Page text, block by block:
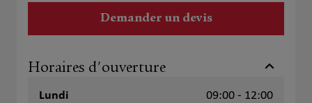
Demander un devis
Horaires d'ouverture
Lundi 09:00 - 12:00